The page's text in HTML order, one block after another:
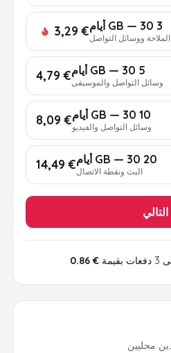
3 GB — 30 أيام
الملاحة ووسائل التواصل€ 3,29
5 GB — 30 أيام
وسائل التواصل والموسيقى€ 4,79
10 GB — 30 أيام
وسائل التواصل والفيديو€ 8,09
20 GB — 30 أيام
البث ونقطة الاتصال€ 14,49
التالي
€ 0.86